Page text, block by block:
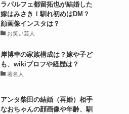
ラパルフェ都留拓也が結婚した
嫁はみさき！馴れ初めはDM？
顔画像インスタは？
お笑い芸人
岸博幸の家族構成は？嫁や子ど
も、wikiプロフや経歴は？
著名人
アンタ柴田の結婚（再婚）相手
なおちゃんの顔画像や年齢、馴